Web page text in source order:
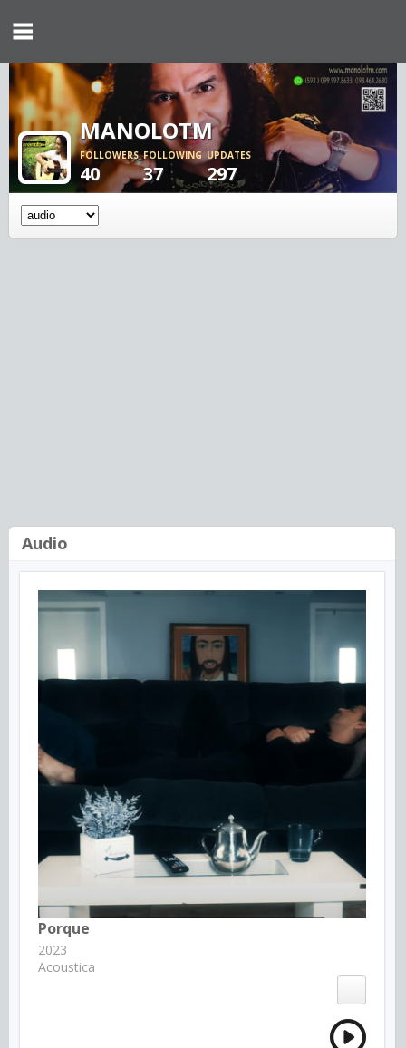
MANOLOTM
FOLLOWERS
40
FOLLOWING
37
UPDATES
297
Audio
Porque
2023
Acoustica